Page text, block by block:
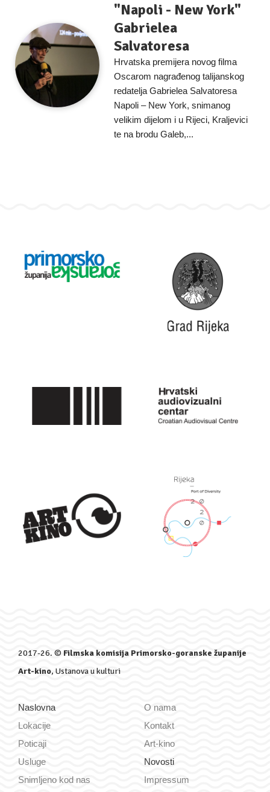
"Napoli - New York"
Gabrielea
Salvatoresa
Hrvatska premijera novog filma
Oscarom nagrađenog talijanskog
redatelja Gabrielea Salvatoresa
Napoli – New York, snimanog
velikim dijelom i u Rijeci, Kraljevici
te na brodu Galeb,...
2017-26. © Filmska komisija Primorsko-goranske županije
Art-kino, Ustanova u kulturi
Naslovna
Lokacije
Poticaji
Usluge
Snimljeno kod nas
O nama
Kontakt
Art-kino
Novosti
Impressum